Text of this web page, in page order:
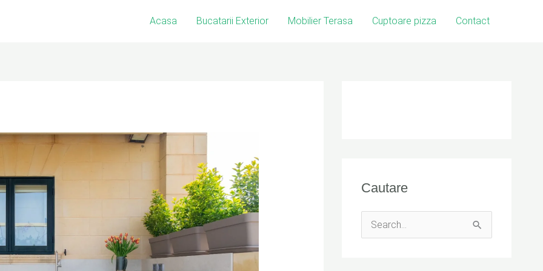
Acasa Bucatarii Exterior Mobilier Terasa Cuptoare pizza Contact
Cautare